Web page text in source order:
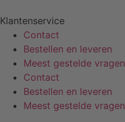
Klantenservice
Contact
Bestellen en leveren
Meest gestelde vragen
Contact
Bestellen en leveren
Meest gestelde vragen